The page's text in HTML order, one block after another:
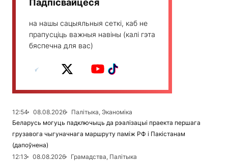
Падпісвайцеся
на нашы сацыяльныя сеткі, каб не
прапусціць важныя навіны (калі гэта
бяспечна для вас)
12:54 08.08.2026
Палітыка, Эканоміка
Беларусь могуць падключыць да рэалізацыі праекта першага
грузавога чыгуначнага маршруту паміж РФ і Пакістанам
(дапоўнена)
12:13
08.08.2026
Грамадства, Палітыка